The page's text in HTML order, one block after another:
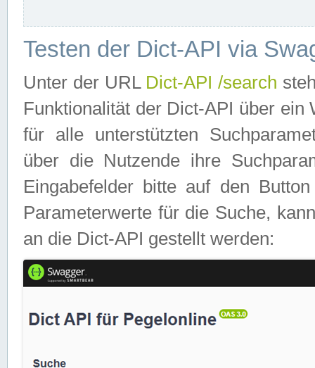
Testen der Dict-API via
Unter der URL Dict-API /search
Funktionalität der Dict-API über
für alle unterstützten
über die Nutzende ihre
Eingabefelder bitte auf den
Parameterwerte für die Suche,
an die Dict-API gestellt werden: